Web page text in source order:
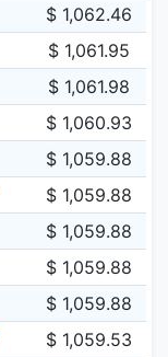
$ 1,062.46
$ 1,061.95
$ 1,061.98
$ 1,060.93
$ 1,059.88
$ 1,059.88
$ 1,059.88
$ 1,059.88
$ 1,059.88
$ 1,059.53